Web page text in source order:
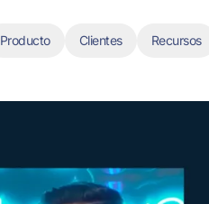
Producto Clientes Recursos